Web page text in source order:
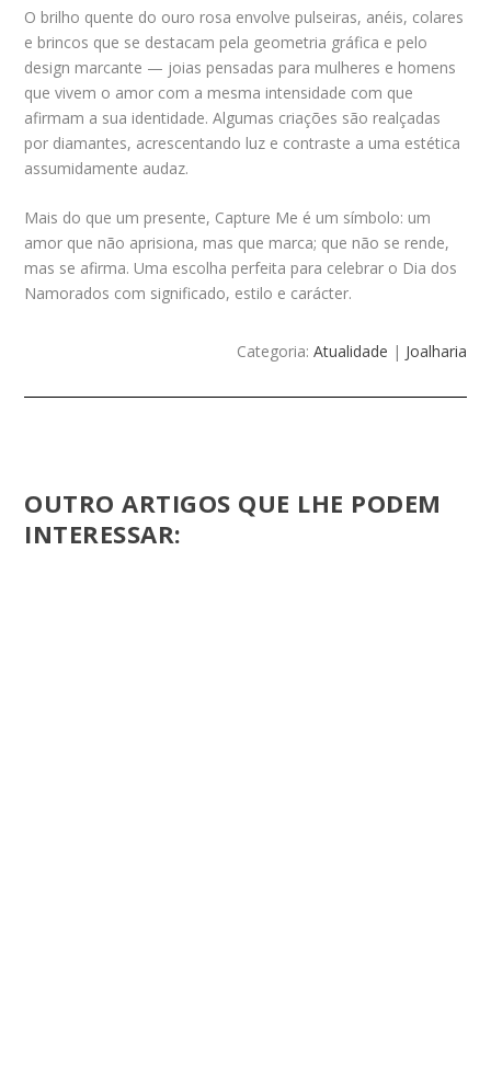
O brilho quente do ouro rosa envolve pulseiras, anéis, colares
e brincos que se destacam pela geometria gráfica e pelo
design marcante — joias pensadas para mulheres e homens
que vivem o amor com a mesma intensidade com que
afirmam a sua identidade. Algumas criações são realçadas
por diamantes, acrescentando luz e contraste a uma estética
assumidamente audaz.
Mais do que um presente, Capture Me é um símbolo: um
amor que não aprisiona, mas que marca; que não se rende,
mas se afirma. Uma escolha perfeita para celebrar o Dia dos
Namorados com significado, estilo e carácter.
Categoria: Atualidade | Joalharia
OUTRO ARTIGOS QUE LHE PODEM
INTERESSAR: